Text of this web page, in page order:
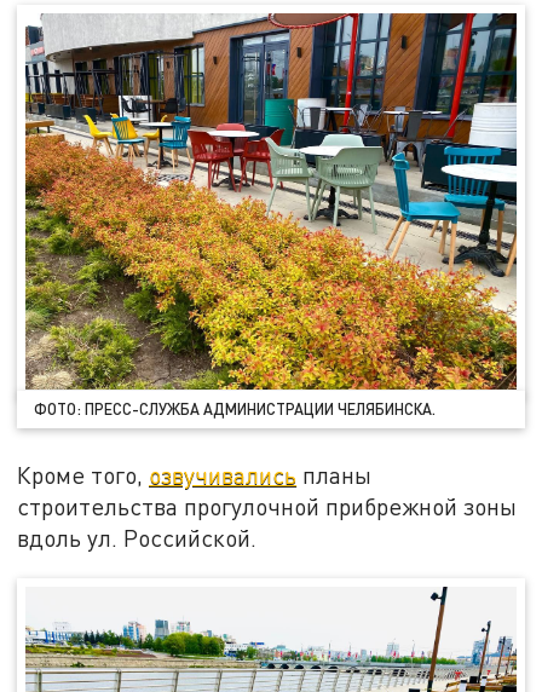
ФОТО: ПРЕСС-СЛУЖБА АДМИНИСТРАЦИИ ЧЕЛЯБИНСКА.
Кроме того, озвучивались планы
строительства прогулочной прибрежной зоны
вдоль ул. Российской.